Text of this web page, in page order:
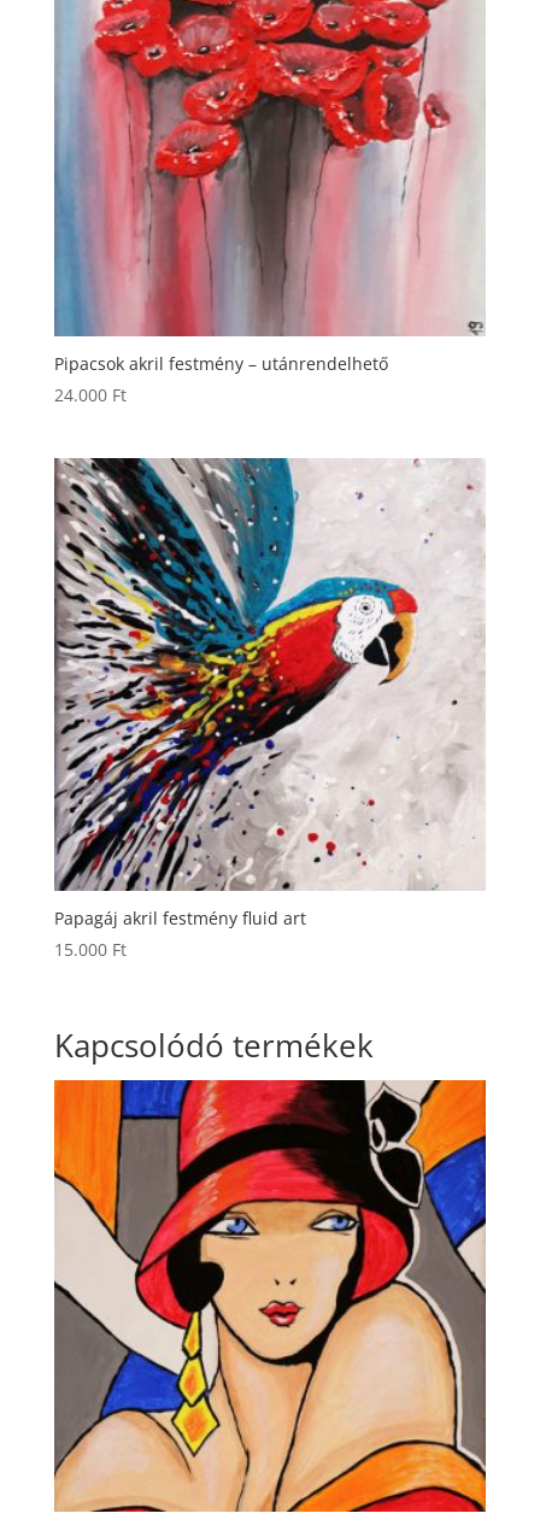
Pipacsok akril festmény – utánrendelhető
24.000 Ft
Papagáj akril festmény fluid art
15.000 Ft
Kapcsolódó termékek